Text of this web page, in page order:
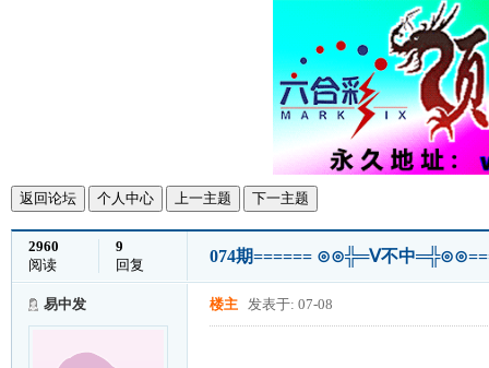
返回论坛 个人中心 上一主题 下一主题
2960
阅读
9
回复
074期====== ⊙⊙╬═Ⅴ不中
易中发 楼主 发表于: 07-08